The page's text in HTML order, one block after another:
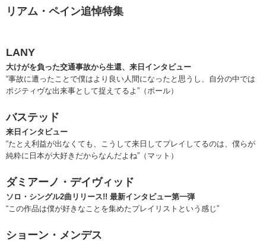
リアム・ペイン追悼特集
LANY
大けがを負った交通事故から生還、来日インタビュー
“事故に遭ったことで僕はより良い人間になったと思うし、自分の中では
ポジティヴな出来事として捉えてるよ”（ポール）
バステッド
来日インタビュー
“たとえ利益が出なくても、こうして来日してプレイしてるのは、僕らが
純粋に日本が大好きだからなんだよね”（マット）
ダミアーノ・デイヴィッド
ソロ・シングル2曲リリース!! 最新インタビュー第一弾
“この作品は僕が好きなことを集めたプレイリストという感じ”
ショーン・メンデス